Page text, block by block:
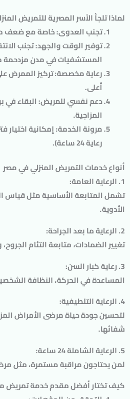
لماذا تلجأ الأسر المصرية للتمريض
تجنب العدوى: خاصة مع ضعف
توفير الوقت والجهد: تجنب
المستشفيات في مدن مزدحمة
رعاية مخصصة: تركيز الممرض
أعلى.
دعم نفسي للمريض: البقاء في
المزاجية.
مرونة الخدمة: إمكانية اختيار
رعاية 24 ساعة).
أنواع خدمات التمريض المنزلي في مصر
1. الرعاية العامة:
تشمل المتابعة الأساسية مثل قياس
الأدوية.
2. الرعاية ما بعد الجراحة:
تغيير الضمادات، متابعة التئام
3. رعاية كبار السن:
المساعدة في الحركة، النظافة
4. الرعاية التلطيفية:
لتحسين جودة حياة مرضى الأمراض
شفائها.
5. الرعاية الشاملة 24 ساعة
:
لمن يحتاجون مراقبة مستمرة، مثل
كيف تختار أفضل مقدم خدمة تمريض